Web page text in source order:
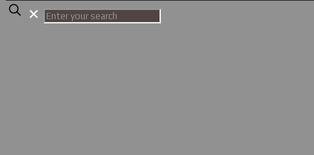
✕